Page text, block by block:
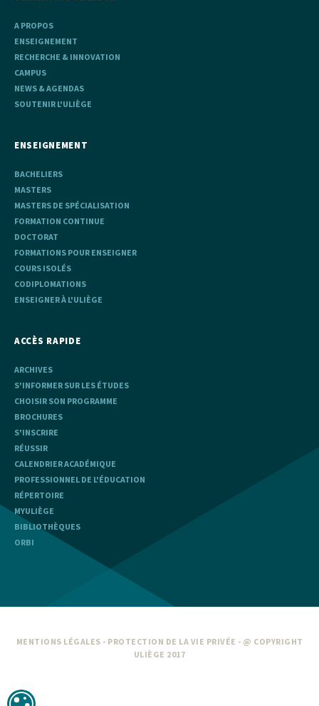
A PROPOS
ENSEIGNEMENT
RECHERCHE & INNOVATION
CAMPUS
NEWS & AGENDAS
SOUTENIR L'ULIÈGE
ENSEIGNEMENT
BACHELIERS
MASTERS
MASTERS DE SPÉCIALISATION
FORMATION CONTINUE
DOCTORAT
FORMATIONS POUR ENSEIGNER
COURS ISOLÉS
CODIPLOMATIONS
ENSEIGNER À L'ULIÈGE
ACCÈS RAPIDE
ARCHIVES
S'INFORMER SUR LES ÉTUDES
CHOISIR SON PROGRAMME
BROCHURES
S'INSCRIRE
RÉUSSIR
CALENDRIER ACADÉMIQUE
PROFESSIONNEL DE L'ÉDUCATION
RÉPERTOIRE
MYULIÈGE
BIBLIOTHÈQUES
ORBI
MENTIONS LÉGALES - PROTECTION DE LA VIE PRIVÉE - @ COPYRIGHT
ULIÈGE 2017